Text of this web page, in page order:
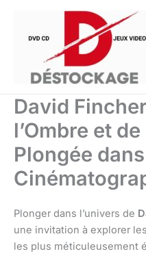
contenu
David
l’Ombre et
Plongée
Plonger dans l’univers de
une invitation à explorer
les plus méticuleusement